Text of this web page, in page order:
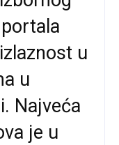
u
u
Najveća
je u